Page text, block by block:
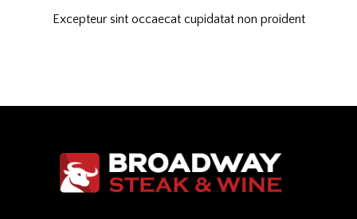
Excepteur sint occaecat cupidatat non proident